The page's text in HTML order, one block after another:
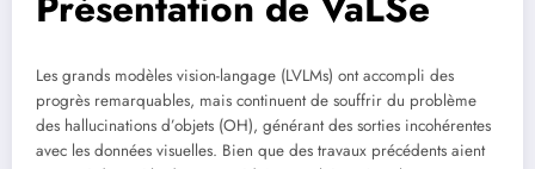
Les grands modèles vision-langage (LVLMs) ont accompli des
progrès remarquables, mais continuent de souffrir du problème
des hallucinations d’objets (OH), générant des sorties incohérentes
avec les données visuelles. Bien que des travaux précédents aient